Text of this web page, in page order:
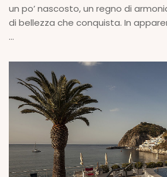
un po’ nascosto, un regno di
di bellezza che conquista. In
...